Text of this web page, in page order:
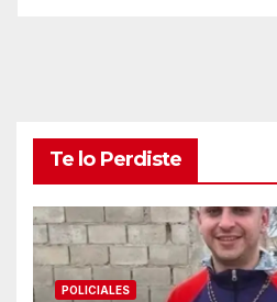
Te lo Perdiste
POLICIALES